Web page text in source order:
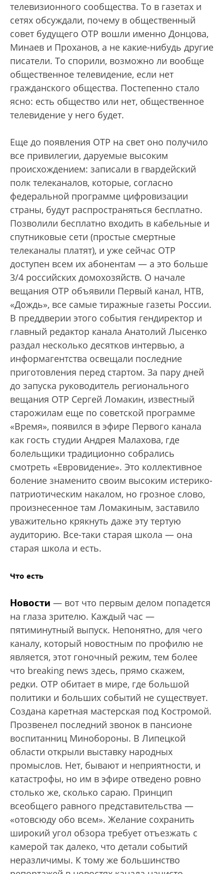
телевизионного сообщества. То в газетах и
сетях обсуждали, почему в общественный
совет будущего ОТР вошли именно Донцова,
Минаев и Проханов, а не какие-нибудь другие
писатели. То спорили, возможно ли вообще
общественное телевидение, если нет
гражданского общества. Постепенно стало
ясно: есть общество или нет, общественное
телевидение у него будет.
Еще до появления ОТР на свет оно получило
все привилегии, даруемые высоким
происхождением: записали в гвардейский
полк телеканалов, которые, согласно
федеральной программе цифровизации
страны, будут распространяться бесплатно.
Позволили бесплатно входить в кабельные и
спутниковые сети (простые смертные
телеканалы платят), и уже сейчас ОТР
доступен всем их абонентам — а это больше
3/4 российских домохозяйств. О начале
вещания ОТР объявили Первый канал, НТВ,
«Дождь», все самые тиражные газеты России.
В преддверии этого события гендиректор и
главный редактор канала Анатолий Лысенко
раздал несколько десятков интервью, а
информагентства освещали последние
приготовления перед стартом. За пару дней
до запуска руководитель регионального
вещания ОТР Сергей Ломакин, известный
старожилам еще по советской программе
«Время», появился в эфире Первого канала
как гость студии Андрея Малахова, где
болельщики традиционно собрались
смотреть «Евровидение». Это коллективное
боление знаменито своим высоким истерико-
патриотическим накалом, но грозное слово,
произнесенное там Ломакиным, заставило
уважительно крякнуть даже эту тертую
аудиторию. Все-таки старая школа — она
старая школа и есть.
Что есть
Новости — вот что первым делом попадется
на глаза зрителю. Каждый час —
пятиминутный выпуск. Непонятно, для чего
каналу, который новостным по профилю не
является, этот гоночный режим, тем более
что breaking news здесь, прямо скажем,
редки. ОТР обитает в мире, где большой
политики и больших событий не существует.
Создана каретная мастерская под Костромой.
Прозвенел последний звонок в пансионе
воспитанниц Минобороны. В Липецкой
области открыли выставку народных
промыслов. Нет, бывают и неприятности, и
катастрофы, но им в эфире отведено ровно
столько же, сколько сараю. Принцип
всеобщего равного представительства —
«отовсюду обо всем». Желание сохранить
широкий угол обзора требует отъезжать с
камерой так далеко, что детали событий
неразличимы. К тому же большинство